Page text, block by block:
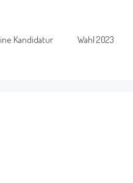
Kandidatur Wahl 2023